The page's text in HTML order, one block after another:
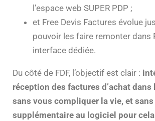
l’espace web SUPER PDP ;
et Free Devis Factures évolue
pouvoir les faire remonter dans
interface dédiée.
Du côté de FDF, l’objectif est clair :
réception des factures d’achat
sans vous compliquer la vie, et
supplémentaire au logiciel pour cela